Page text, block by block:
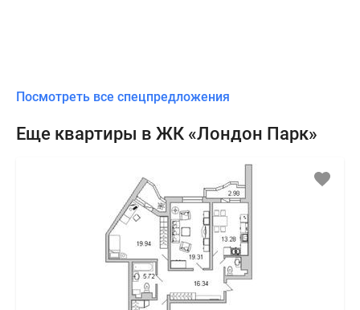
Посмотреть все спецпредложения
Еще квартиры в ЖК «Лондон Парк»